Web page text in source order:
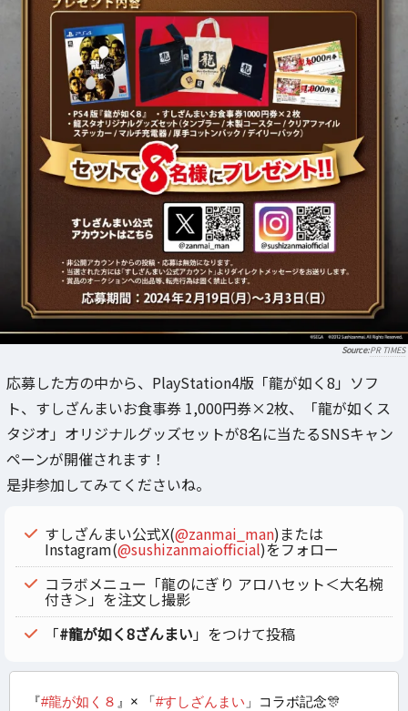
PR TIMES
応募した方の中から、PlayStation4版「龍が如く8」ソフ
ト、すしざんまいお食事券 1,000円券×2枚、「龍が如くス
タジオ」オリジナルグッズセットが8名に当たるSNSキャン
ペーンが開催されます！
是非参加してみてくださいね。
すしざんまい公式X(@zanmai_man)または
Instagram(@sushizanmaiofficial)をフォロー
コラボメニュー「龍のにぎり アロハセット＜大名椀
付き＞」を注文し撮影
「#龍が如く8ざんまい」をつけて投稿
『#龍が如く８ 』× 「#すしざんまい 」コラボ記念🎊